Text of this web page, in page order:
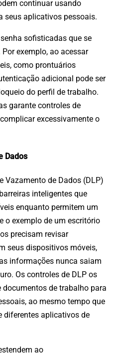
continuar usando
seus aplicativos pessoais.
sofisticadas que se
exemplo, ao acessar
como prontuários
adicional pode ser
do perfil de trabalho.
garante controles de
excessivamente o
Dados
Vazamento de Dados (DLP)
inteligentes que
enquanto permitem um
o exemplo de um escritório
precisam revisar
seus dispositivos móveis,
informações nunca saiam
Os controles de DLP os
de trabalho para
ao mesmo tempo que
diferentes aplicativos de
ao